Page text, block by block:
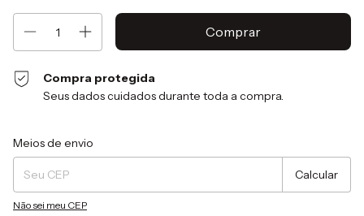
Compra protegida
Seus dados cuidados durante toda a compra.
Entregas para o CEP:
Meios de envio
Calcular
Não sei meu CEP